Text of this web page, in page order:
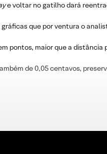
e voltar no gatilho dará
que por ventura o
pontos, maior que a distância
de 0,05 centavos,